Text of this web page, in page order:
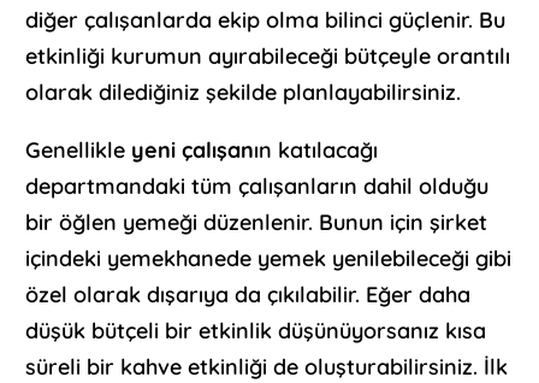
diğer çalışanlarda ekip olma bilinci güçlenir. Bu
etkinliği kurumun ayırabileceği bütçeyle orantılı
olarak dilediğiniz şekilde planlayabilirsiniz.
Genellikle yeni çalışanın katılacağı
departmandaki tüm çalışanların dahil olduğu
bir öğlen yemeği düzenlenir. Bunun için şirket
içindeki yemekhanede yemek yenilebileceği gibi
özel olarak dışarıya da çıkılabilir. Eğer daha
düşük bütçeli bir etkinlik düşünüyorsanız kısa
süreli bir kahve etkinliği de oluşturabilirsiniz. İlk